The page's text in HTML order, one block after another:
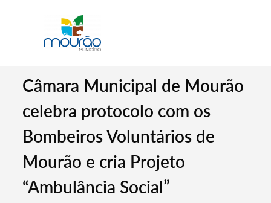
Câmara Municipal de Mourão
celebra protocolo com os
Bombeiros Voluntários de
Mourão e cria Projeto
“Ambulância Social”